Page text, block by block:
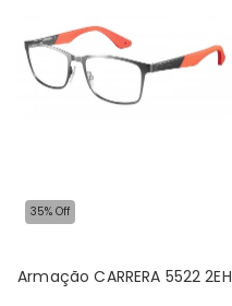
35% Off
Armação CARRERA 5522 2EH